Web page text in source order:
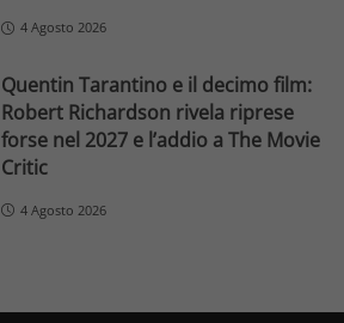
4 Agosto 2026
Quentin Tarantino e il decimo film:
Robert Richardson rivela riprese
forse nel 2027 e l’addio a The Movie
Critic
4 Agosto 2026